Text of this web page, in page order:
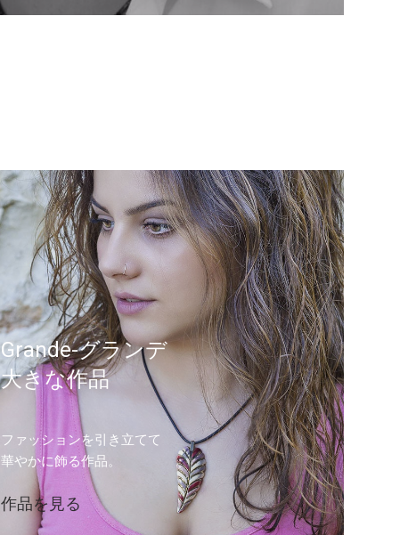
Grande-グランデ
大きな作品
ファッションを引き立てて
華やかに飾る作品。
作品を見る